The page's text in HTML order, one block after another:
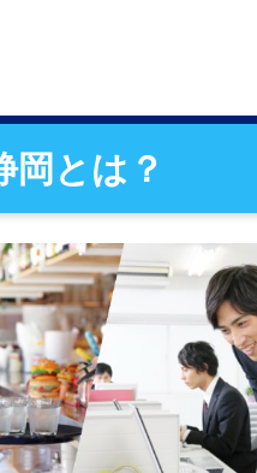
岡とは？